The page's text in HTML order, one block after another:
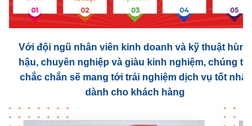
Với đội ngũ nhân viên kinh doanh và kỹ thuật hùng
hậu, chuyên nghiệp và giàu kinh nghiệm, chúng tôi
chắc chắn sẽ mang tới trải nghiệm dịch vụ tốt nhất
dành cho khách hàng